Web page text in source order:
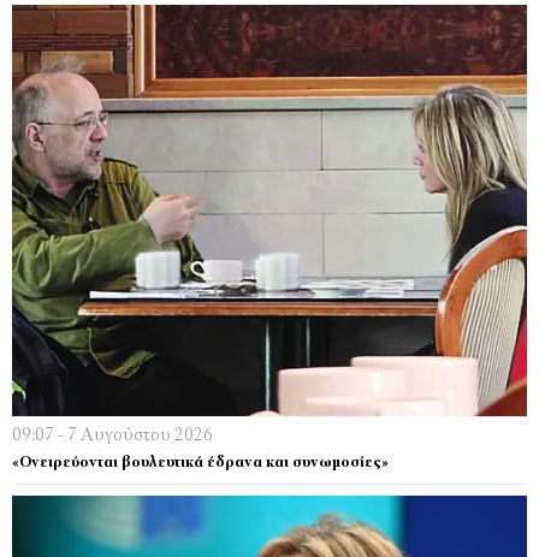
09:07 - 7 Αυγούστου 2026
«Ονειρεύονται βουλευτικά έδρανα και συνωμοσίες»